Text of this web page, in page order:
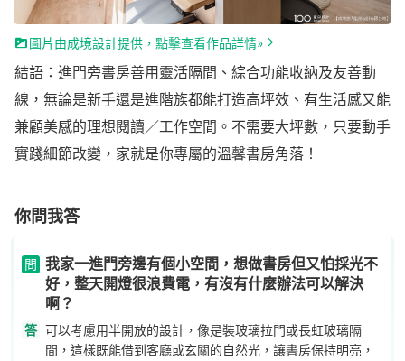
圖片由成境設計提供，點擊查看作品詳情»
結語：進門旁書房善用靈活隔間、綜合功能收納及友善動
線，無論是新手還是進階族都能打造高坪效、有生活感又能
兼顧美感的理想閱讀／工作空間。不需要大坪數，只要動手
實踐細節改變，家就是你專屬的溫馨書房角落！
你問我答
問 我家一進門旁邊有個小空間，想做書房但又怕採光不
好，整天開燈很浪費電，有沒有什麼辦法可以解決
啊？
答 可以考慮用半開放的設計，像是裝玻璃拉門或長虹玻璃隔
間，這樣既能借到客廳或玄關的自然光，讓書房保持明亮，